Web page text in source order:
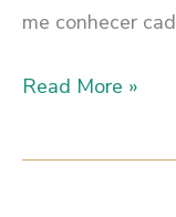
me conhecer
OU
Read More »